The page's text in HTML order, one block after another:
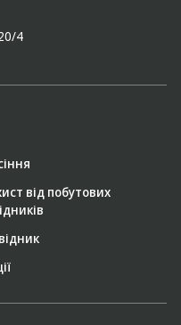
4
від побутових